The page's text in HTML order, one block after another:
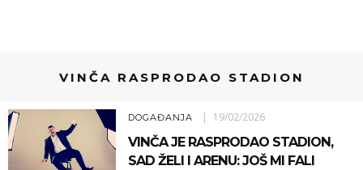
VINČA RASPRODAO STADION
DOGAĐANJA 19/02/2026
VINČA JE RASPRODAO STADION,
SAD ŽELI I ARENU: JOŠ MI FALI